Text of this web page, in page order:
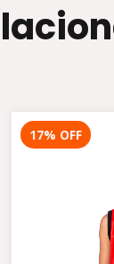
17% OFF